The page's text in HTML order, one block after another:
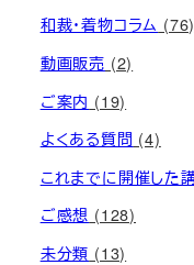
和裁・着物コラム (76)
動画販売 (2)
ご案内 (19)
よくある質問 (4)
これまでに開催した
ご感想 (128)
未分類 (13)